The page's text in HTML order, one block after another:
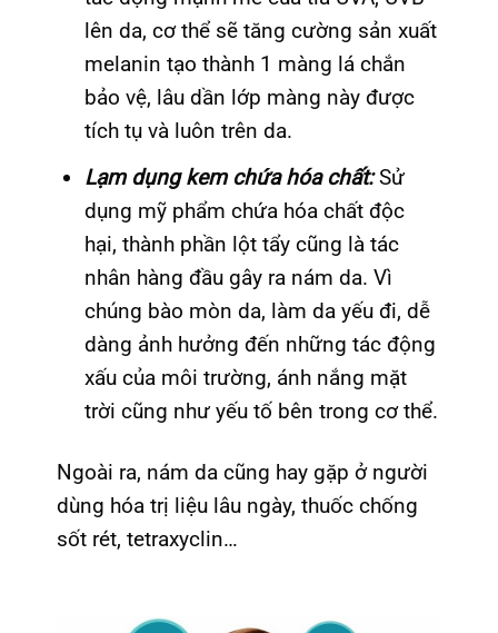
lên da, cơ thể sẽ tăng cường sản xuất
melanin tạo thành 1 màng lá chắn
bảo vệ, lâu dần lớp màng này được
tích tụ và luôn trên da.
Lạm dụng kem chứa hóa chất: Sử
dụng mỹ phẩm chứa hóa chất độc
hại, thành phần lột tẩy cũng là tác
nhân hàng đầu gây ra nám da. Vì
chúng bào mòn da, làm da yếu đi, dễ
dàng ảnh hưởng đến những tác động
xấu của môi trường, ánh nắng mặt
trời cũng như yếu tố bên trong cơ thể.
Ngoài ra, nám da cũng hay gặp ở người
dùng hóa trị liệu lâu ngày, thuốc chống
sốt rét, tetraxyclin…